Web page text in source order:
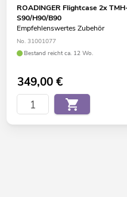
ROADINGER Flightcase 2x
S90/H90/B90
Empfehlenswertes Zubehör
No. 31001077
Bestand reicht ca. 12 Wo.
349,00€